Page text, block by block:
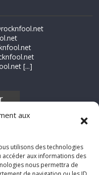
aux
utilisons des technologies
aux informations des
nous permettra de
[...]
de